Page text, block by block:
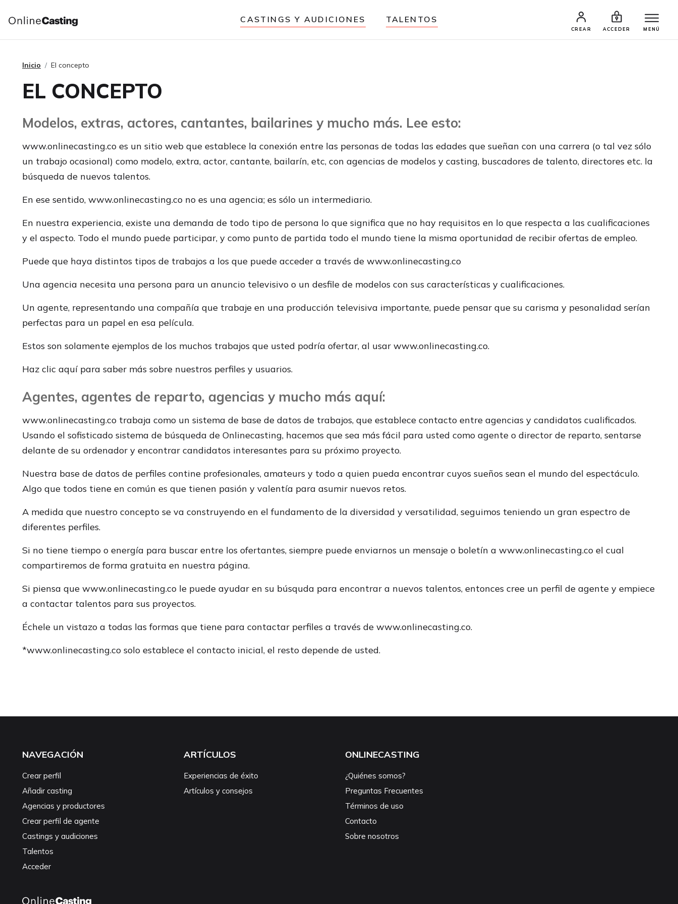
CASTINGS Y AUDICIONES TALENTOS
CREAR ACCEDER MENÚ
Inicio El concepto
EL CONCEPTO
Modelos, extras, actores, cantantes, bailarines y mucho más. Lee esto:
www.onlinecasting.co es un sitio web que establece la conexión entre las personas de todas las edades que sueñan con una carrera (o tal vez sólo
un trabajo ocasional) como modelo, extra, actor, cantante, bailarín, etc, con agencias de modelos y casting, buscadores de talento, directores etc. la
búsqueda de nuevos talentos.
En ese sentido, www.onlinecasting.co no es una agencia; es sólo un intermediario.
En nuestra experiencia, existe una demanda de todo tipo de persona lo que significa que no hay requisitos en lo que respecta a las cualificaciones
y el aspecto. Todo el mundo puede participar, y como punto de partida todo el mundo tiene la misma oportunidad de recibir ofertas de empleo.
Puede que haya distintos tipos de trabajos a los que puede acceder a través de www.onlinecasting.co
Una agencia necesita una persona para un anuncio televisivo o un desfile de modelos con sus características y cualificaciones.
Un agente, representando una compañía que trabaje en una producción televisiva importante, puede pensar que su carisma y pesonalidad serían
perfectas para un papel en esa película.
Estos son solamente ejemplos de los muchos trabajos que usted podría ofertar, al usar www.onlinecasting.co.
Haz clic aquí para saber más sobre nuestros perfiles y usuarios.
Agentes, agentes de reparto, agencias y mucho más aquí:
www.onlinecasting.co trabaja como un sistema de base de datos de trabajos, que establece contacto entre agencias y candidatos cualificados.
Usando el sofisticado sistema de búsqueda de Onlinecasting, hacemos que sea más fácil para usted como agente o director de reparto, sentarse
delante de su ordenador y encontrar candidatos interesantes para su próximo proyecto.
Nuestra base de datos de perfiles contine profesionales, amateurs y todo a quien pueda encontrar cuyos sueños sean el mundo del espectáculo.
Algo que todos tiene en común es que tienen pasión y valentía para asumir nuevos retos.
A medida que nuestro concepto se va construyendo en el fundamento de la diversidad y versatilidad, seguimos teniendo un gran espectro de
diferentes perfiles.
Si no tiene tiempo o energía para buscar entre los ofertantes, siempre puede enviarnos un mensaje o boletín a www.onlinecasting.co el cual
compartiremos de forma gratuita en nuestra página.
Si piensa que www.onlinecasting.co le puede ayudar en su búsquda para encontrar a nuevos talentos, entonces cree un perfil de agente y empiece
a contactar talentos para sus proyectos.
Échele un vistazo a todas las formas que tiene para contactar perfiles a través de www.onlinecasting.co.
*www.onlinecasting.co solo establece el contacto inicial, el resto depende de usted.
NAVEGACIÓN
Crear perfil
Añadir casting
Agencias y productores
Crear perfil de agente
Castings y audiciones
Talentos
Acceder
ARTÍCULOS
Experiencias de éxito
Artículos y consejos
ONLINECASTING
¿Quiénes somos?
Preguntas Frecuentes
Términos de uso
Contacto
Sobre nosotros